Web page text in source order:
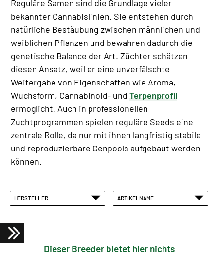
Reguläre Samen sind die Grundlage vieler
bekannter Cannabislinien. Sie entstehen durch
natürliche Bestäubung zwischen männlichen und
weiblichen Pflanzen und bewahren dadurch die
genetische Balance der Art. Züchter schätzen
diesen Ansatz, weil er eine unverfälschte
Weitergabe von Eigenschaften wie Aroma,
Wuchsform, Cannabinoid- und Terpenprofil
ermöglicht. Auch in professionellen
Zuchtprogrammen spielen reguläre Seeds eine
zentrale Rolle, da nur mit ihnen langfristig stabile
und reproduzierbare Genpools aufgebaut werden
können.
HERSTELLER ARTIKELNAME
Dieser Breeder bietet hier nichts